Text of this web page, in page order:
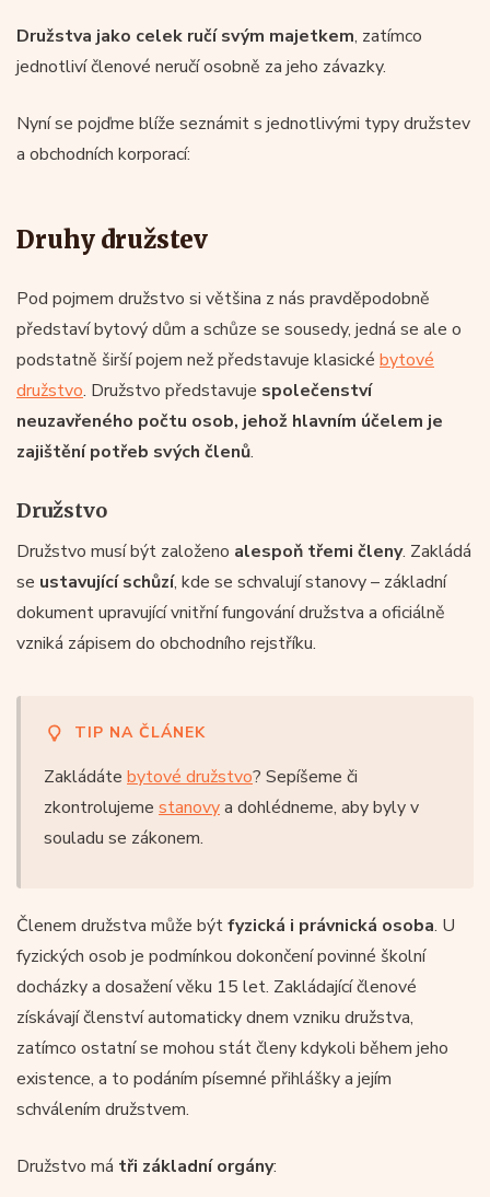
Družstva jako celek ručí svým majetkem, zatímco
jednotliví členové neručí osobně za jeho závazky.
Nyní se pojďme blíže seznámit s jednotlivými typy družstev
a obchodních korporací:
Druhy družstev
Pod pojmem družstvo si většina z nás pravděpodobně
představí bytový dům a schůze se sousedy, jedná se ale o
podstatně širší pojem než představuje klasické bytové
družstvo. Družstvo představuje společenství
neuzavřeného počtu osob, jehož hlavním účelem je
zajištění potřeb svých členů.
Družstvo
Družstvo musí být založeno alespoň třemi členy. Zakládá
se ustavující schůzí, kde se schvalují stanovy – základní
dokument upravující vnitřní fungování družstva a oficiálně
vzniká zápisem do obchodního rejstříku.
TIP NA ČLÁNEK
Zakládáte bytové družstvo? Sepíšeme či
zkontrolujeme stanovya dohlédneme, aby byly v
souladu se zákonem.
Členem družstva může býtfyzická i právnická osoba. U
fyzických osob je podmínkou dokončení povinné školní
docházky a dosažení věku 15 let. Zakládající členové
získávají členství automaticky dnem vzniku družstva,
zatímco ostatní se mohou stát členy kdykoli během jeho
existence, a to podáním písemné přihlášky a jejím
schválením družstvem.
Družstvo má tři základní orgány: